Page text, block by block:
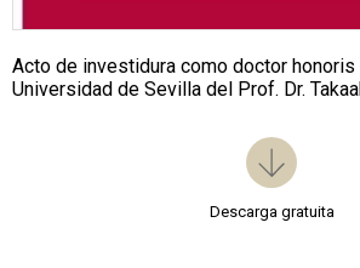
Acto de investidura como doctor honoris
Universidad de Sevilla del Prof. Dr.
Descarga gratuita